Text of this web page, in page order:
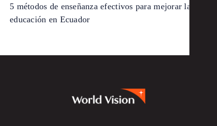
5 métodos de enseñanza efectivos para mejorar la
educación en Ecuador